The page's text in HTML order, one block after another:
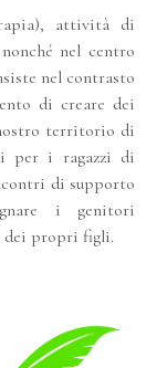
attività di
nel centro
nel contrasto
di creare dei
territorio di
per i ragazzi di
di supporto
i genitori
dei propri figli.